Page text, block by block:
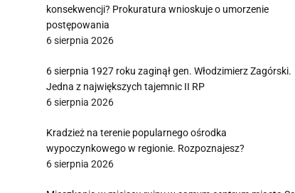
konsekwencji? Prokuratura wnioskuje o umorzenie
postępowania
6 sierpnia 2026
6 sierpnia 1927 roku zaginął gen. Włodzimierz Zagórski.
Jedna z największych tajemnic II RP
6 sierpnia 2026
Kradzież na terenie popularnego ośrodka
wypoczynkowego w regionie. Rozpoznajesz?
6 sierpnia 2026